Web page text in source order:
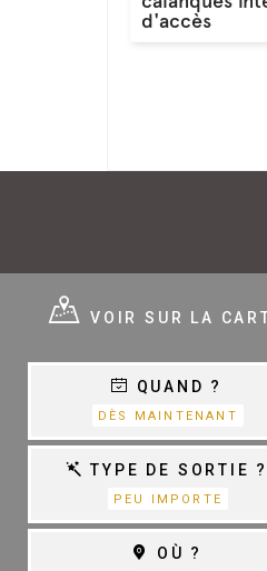
d'accès
VOIR SUR LA
QUAND ?
DÈS MAINTENANT
TYPE DE SORTIE ?
PEU IMPORTE
OÙ ?
CHANSON &